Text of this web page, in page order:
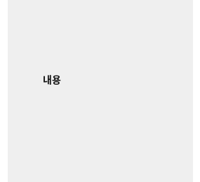
내용